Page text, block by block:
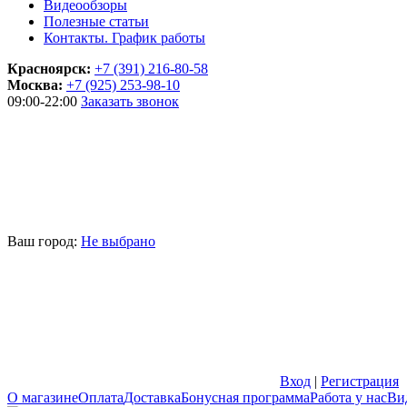
Видеообзоры
Полезные статьи
Контакты. График работы
Красноярск: +7 (391) 216-80-58
Москва: +7 (925) 253-98-10
09:00-22:00 Заказать звонок
Ваш город: Не выбрано
Вход | Регистрация
О магазинеОплатаДоставкаБонусная программаРабота у нас